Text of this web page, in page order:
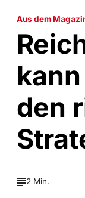
Aus dem
den
2 Min.